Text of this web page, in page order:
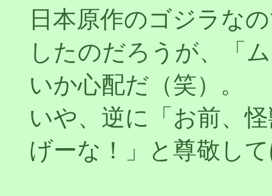
日本原作のゴジラな
したのだろうが、「
いか心配だ（笑）。
いや、逆に「お前、
げーな！」と尊敬し